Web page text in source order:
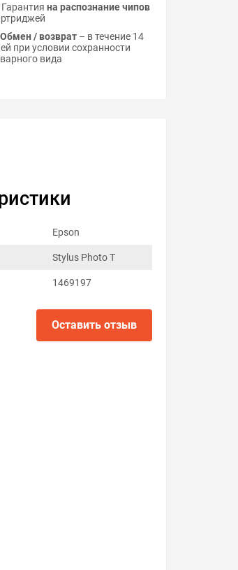
на распознание чипов
Обмен / возврат– в течение 14
при условии сохранности
вида
Epson
Stylus Photo T
1469197
Оставить отзыв